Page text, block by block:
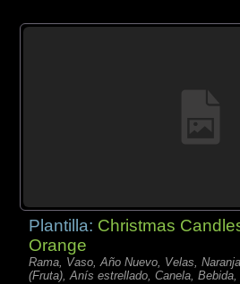
Plantilla: Christmas
Orange
Rama, Vaso, Año Nuevo, Velas, Naranja
(Fruta), Anís estrellado, Canela, Bebida,